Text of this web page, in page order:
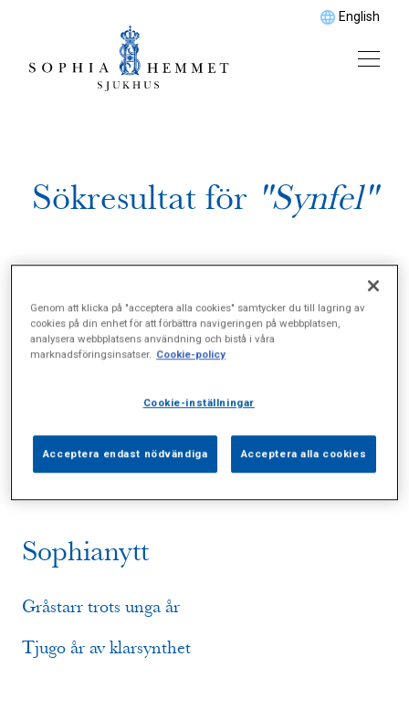
English
Sökresultat för "Synfel"
Vårdgivare (0) Specialister (0)
Sidor (0) Press (0) Sophianytt (2)
Sophianytt
Gråstarr trots unga år
Tjugo år av klarsynthet
Genom att klicka på "acceptera alla cookies" samtycker du till lagring av
cookies på din enhet för att förbättra navigeringen på webbplatsen,
analysera webbplatsens användning och bistå i våra
marknadsföringsinsatser. Cookie-policy
Cookie-inställningar
Acceptera endast nödvändiga Acceptera alla cookies